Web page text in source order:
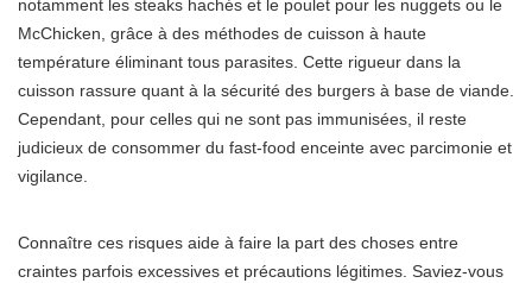
notamment les steaks hachés et le poulet pour les nuggets ou le
McChicken, grâce à des méthodes de cuisson à haute
température éliminant tous parasites. Cette rigueur dans la
cuisson rassure quant à la sécurité des burgers à base de viande.
Cependant, pour celles qui ne sont pas immunisées, il reste
judicieux de consommer du fast-food enceinte avec parcimonie et
vigilance.
Connaître ces risques aide à faire la part des choses entre
craintes parfois excessives et précautions légitimes. Saviez-vous